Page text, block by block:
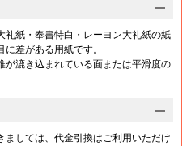
礼紙・奉書特白・レーヨン大礼紙の紙
差がある用紙です。
が漉き込まれている面または平滑度の
ましては、代金引換はご利用いただけ